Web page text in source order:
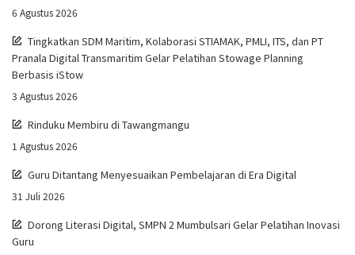
6 Agustus 2026
Tingkatkan SDM Maritim, Kolaborasi STIAMAK, PMLI, ITS, dan PT
Pranala Digital Transmaritim Gelar Pelatihan Stowage Planning
Berbasis iStow
3 Agustus 2026
Rinduku Membiru di Tawangmangu
1 Agustus 2026
Guru Ditantang Menyesuaikan Pembelajaran di Era Digital
31 Juli 2026
Dorong Literasi Digital, SMPN 2 Mumbulsari Gelar Pelatihan Inovasi
Guru